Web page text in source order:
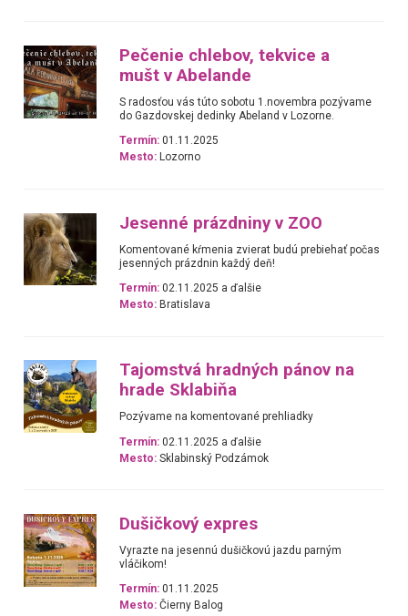
Pečenie chlebov, tekvice a
mušt v Abelande
S radosťou vás túto sobotu 1.novembra pozývame
do Gazdovskej dedinky Abeland v Lozorne.
Termín: 01.11.2025
Mesto: Lozorno
Jesenné prázdniny v ZOO
Komentované kŕmenia zvierat budú prebiehať počas
jesenných prázdnin každý deň!
Termín: 02.11.2025 a ďalšie
Mesto: Bratislava
Tajomstvá hradných pánov na
hrade Sklabiňa
Pozývame na komentované prehliadky
Termín: 02.11.2025 a ďalšie
Mesto: Sklabinský Podzámok
Dušičkový expres
Vyrazte na jesennú dušičkovú jazdu parným
vláčikom!
Termín: 01.11.2025
Mesto: Čierny Balog